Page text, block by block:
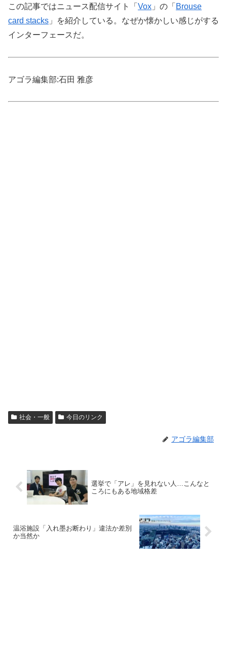
この記事ではニュース配信サイト「 Vox 」の「 Brouse
card stacks 」を紹介している。なぜか懐かしい感じがする
インターフェースだ。
アゴラ編集部:石田 雅彦
社会・一般 今日のリンク
アゴラ編集部
選挙で「アレ」を見れない人…こんなと
ころにもある地域格差
温浴施設「入れ墨お断わり」違法か差別
か当然か